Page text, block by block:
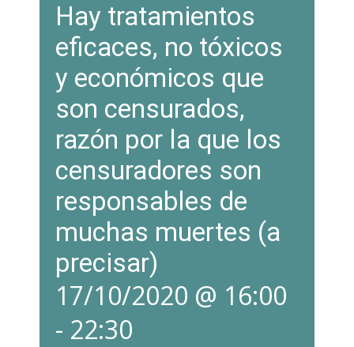
Hay tratamientos
eficaces, no tóxicos
y económicos que
son censurados,
razón por la que los
censuradores son
responsables de
muchas muertes (a
precisar)
17/10/2020 @ 16:00
- 22:30